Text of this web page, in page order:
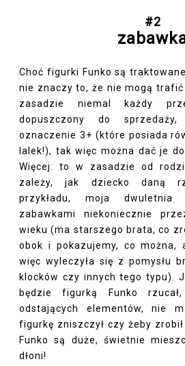
#2
Choć figurki Funko są
nie znaczy to, że nie mogą
zasadzie niemal każdy
dopuszczony do
oznaczenie 3+ (które posiada
lalek!), tak więc można dać je
Więcej: to w zasadzie od
zależy, jak dziecko daną
przykładu, moja
zabawkami niekoniecznie
wieku (ma starszego brata, co
obok i pokazujemy, co można,
więc wyleczyła się z pomysłu
klocków czy innych tego typu).
będzie figurką Funko
odstających elementów, nie
figurkę zniszczył czy żeby
Funko są duże, świetnie
dłoni!